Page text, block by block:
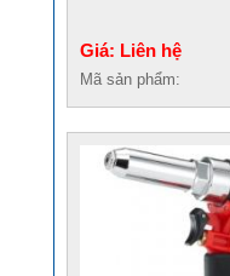
Giá: Liên hệ
Mã sản phẩm: